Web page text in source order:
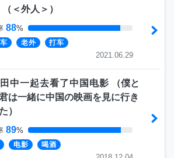
（ ＜外人＞ ）
88%
老外 打车
2021.06.29
中一起去看了中国电影 （僕と
は一緒に中国の映画を見に行き
）
89%
电影 喝酒